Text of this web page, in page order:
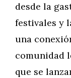
desde la
festivales y
una
comunidad
que se